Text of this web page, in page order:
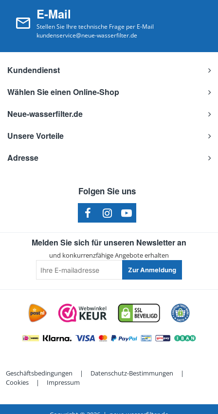
E-Mail
Stellen Sie Ihre technische Frage per E-Mail
kundenservice@neue-wasserfilter.de
Kundendienst
Wählen Sie einen Online-Shop
Neue-wasserfilter.de
Unsere Vorteile
Adresse
Folgen Sie uns
Melden Sie sich für unseren Newsletter an
und konkurrenzfähige Angebote erhalten
E-
mailadresse
Zur Anmeldung
Geschäftsbedingungen | Datenschutz-Bestimmungen
|
Cookies
| Impressum